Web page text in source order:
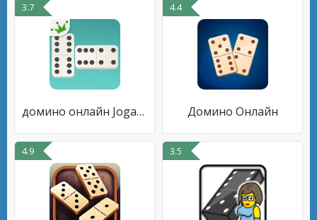
3.7
домино онлайн Jogatina
4.4
Домино Онлайн
4.9 3.5